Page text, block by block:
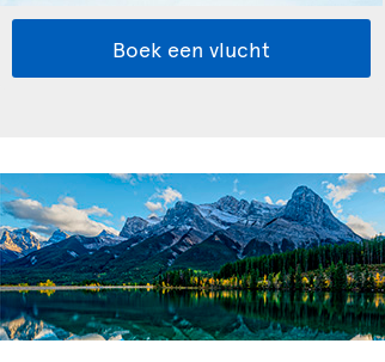
Boek een vlucht